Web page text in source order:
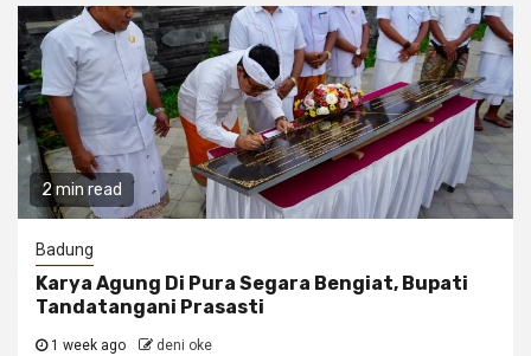
2 min read
Badung
Karya Agung Di Pura Segara Bengiat, Bupati
Tandatangani Prasasti
1 week ago deni oke